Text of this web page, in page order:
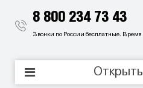
8 800 234 73 43
Звонки по России бесплатные. Время